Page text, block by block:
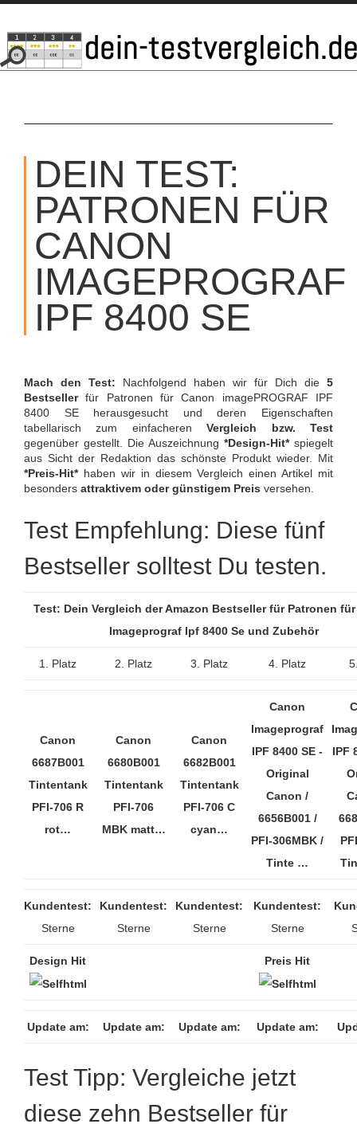
SKIP
CONTENT
DEIN TEST:
PATRONEN FÜR
CANON
IMAGEPROGRAF
IPF 8400 SE
Mach den Test: Nachfolgend haben wir für Dich die 5
Bestsellerfür Patronen für Canon imagePROGRAF IPF
8400 SE herausgesucht und deren Eigenschaften
tabellarisch zum einfacherenVergleich bzw. Test
gegenüber gestellt. Die Auszeichnung *Design-Hit*spiegelt
aus Sicht der Redaktion das schönste Produkt wieder. Mit
*Preis-Hit*haben wir in diesem Vergleich einen Artikel mit
besonders attraktivem oder günstigem Preis versehen.
Test Empfehlung: Diese fünf
Bestseller solltest Du testen.
Test: Dein Vergleich der Amazon Bestseller für Patronen
Imageprograf Ipf 8400 Se und Zubehör
1. Platz 2. Platz 3. Platz 4. Platz
Canon
6687B001
Tintentank
PFI-706 R
rot…
Canon
6680B001
Tintentank
PFI-706
MBK matt…
Canon
6682B001
Tintentank
PFI-706 C
cyan…
Canon
Imageprograf
IPF 8400 SE -
Original
Canon /
6656B001 /
PFI-306MBK /
Tinte …
IPF
Kundentest:
Sterne
Kundentest:
Sterne
Kundentest:
Sterne
Kundentest:
Sterne
Design Hit Preis Hit
Update am: Update am: Update am: Update am:
Test Tipp: Vergleiche jetzt
diese zehn Bestseller für